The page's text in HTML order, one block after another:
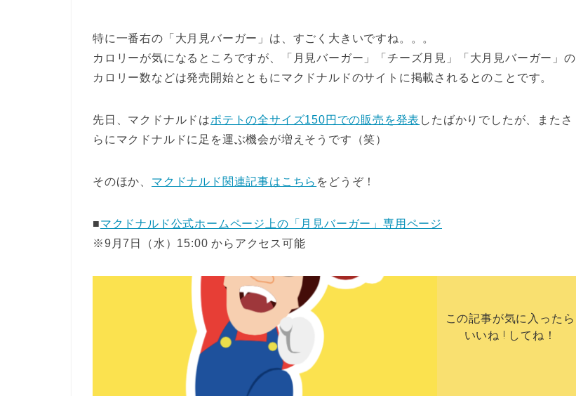
特に一番右の「大月見バーガー」は、すごく大きいですね。。。
カロリーが気になるところですが、「月見バーガー」「チーズ月見」「大月見バーガー」の
カロリー数などは発売開始とともにマクドナルドのサイトに掲載されるとのことです。
先日、マクドナルドはポテトの全サイズ150円での販売を発表 したばかりでしたが、またさ
らにマクドナルドに足を運ぶ機会が増えそうです（笑）
そのほか、 マクドナルド関連記事はこちら をどうぞ！
■マクドナルド公式ホームページ上の「月見バーガー」専用ページ
※9月7日（水）15:00 からアクセス可能
この記事が気に入ったら
いいね ! してね！